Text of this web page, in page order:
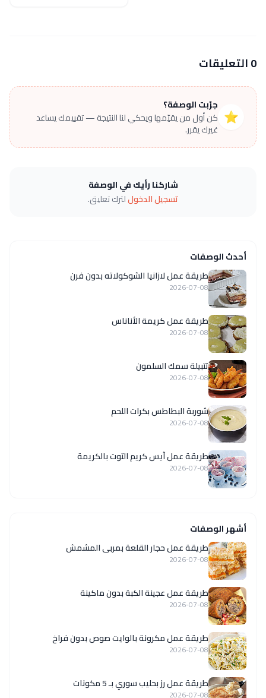
0 التعليقات
⭐
جرّبت الوصفة؟
كن أول من يقيّمها ويحكي لنا النتيجة — تقييمك يساعد
غيرك يقرر.
شاركنا رأيك في الوصفة
تسجيل الدخوللترك تعليق.
أحدث الوصفات
طريقة عمل لازانيا الشوكولاته بدون فرن
2026-07-08
طريقة عمل كريمة الأناناس
2026-07-08
تتبيلة سمك السلمون
2026-07-08
شوربة البطاطس بكرات اللحم
2026-07-08
طريقة عمل آيس كريم التوت بالكريمة
2026-07-08
أشهر الوصفات
طريقة عمل حجار القلعة بمربى المشمش
2026-07-08
طريقة عمل عجينة الكبة بدون ماكينة
2026-07-08
طريقة عمل مكرونة بالوايت صوص بدون فراخ
2026-07-08
طريقة عمل رز بحليب سوري بـ 5 مكونات
2026-07-08